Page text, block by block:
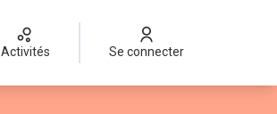
Activités Se connecter